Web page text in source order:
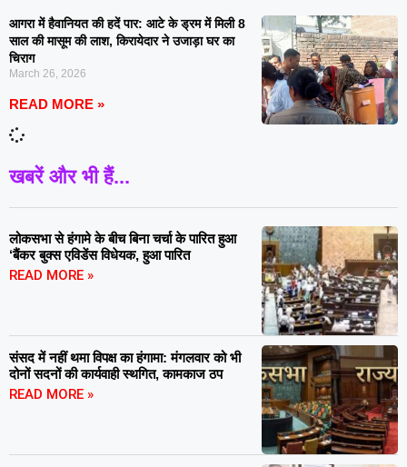
आगरा में हैवानियत की हदें पार: आटे के ड्रम में मिली 8
साल की मासूम की लाश, किरायेदार ने उजाड़ा घर का
चिराग
March 26, 2026
READ MORE »
खबरें और भी हैं...
लोकसभा से हंगामे के बीच बिना चर्चा के पारित हुआ
‘बैंकर बुक्स एविडेंस विधेयक, हुआ पारित
READ MORE »
संसद में नहीं थमा विपक्ष का हंगामा: मंगलवार को भी
दोनों सदनों की कार्यवाही स्थगित, कामकाज ठप
READ MORE »